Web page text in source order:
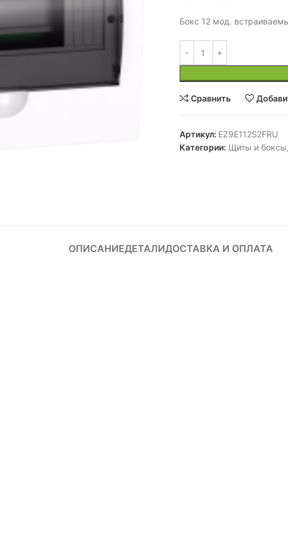
Бокс 12 мод.
Сравнить
Артикул: EZ9E112S2FRU
Категории: Щиты и боксы,
ОПИСАНИЕДЕТАЛИДОСТАВКА И ОПЛАТА